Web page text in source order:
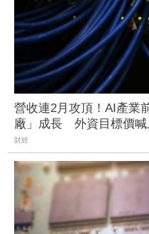
營收連2月攻頂！AI產業
廠」成長 外資目標價喊
財經